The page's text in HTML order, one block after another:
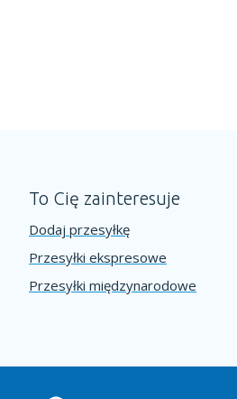
To Cię zainteresuje
Dodaj przesyłkę
Przesyłki ekspresowe
Przesyłki międzynarodowe